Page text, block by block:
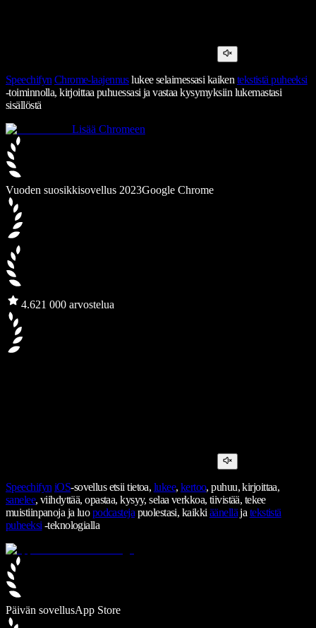
Speechifyn Chrome-laajennuslukee selaimessasi kaiken tekstistä puheeksi
-toiminnolla, kirjoittaa puhuessasi ja vastaa kysymyksiin lukemastasi
sisällöstä
Lisää Chromeen
Vuoden suosikkisovellus 2023Google Chrome
4.621 000 arvostelua
Speechifyn iOS-sovellus etsii tietoa, lukee, kertoo, puhuu, kirjoittaa,
sanelee, viihdyttää, opastaa, kysyy, selaa verkkoa, tiivistää, tekee
muistiinpanoja ja luopodcasteja puolestasi, kaikki äänelläja tekstistä
puheeksi -teknologialla
Päivän sovellusApp Store